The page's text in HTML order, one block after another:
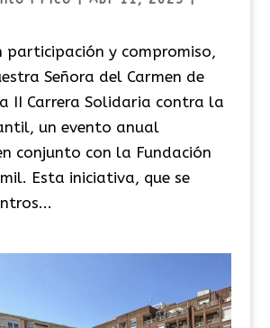
participación y compromiso,
Señora del Carmen de
II Carrera Solidaria contra la
un evento anual
conjunto con la Fundación
Esta iniciativa, que se